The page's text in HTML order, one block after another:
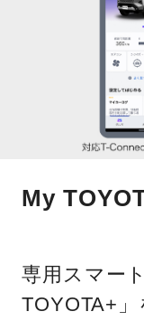
My
専用スマー
TOYOTA+